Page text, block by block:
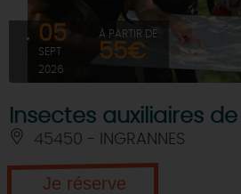
05
SEPT
2026
À PARTIR DE
55€
Insectes auxiliaires
45450 - INGRANNES
Je réserve